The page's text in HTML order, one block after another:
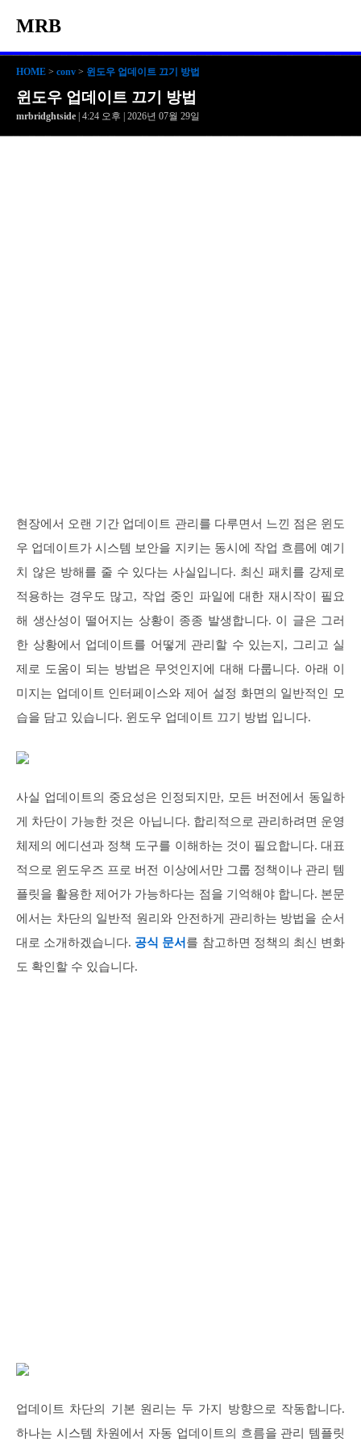
MRB
HOME > conv > 윈도우 업데이트 끄기 방법
윈도우 업데이트 끄기 방법
mrbridghtside | 4:24 오후 | 2026년 07월 29일
현장에서 오랜 기간 업데이트 관리를 다루면서 느낀 점은 윈도
우 업데이트가 시스템 보안을 지키는 동시에 작업 흐름에 예기
치 않은 방해를 줄 수 있다는 사실입니다. 최신 패치를 강제로
적용하는 경우도 많고, 작업 중인 파일에 대한 재시작이 필요
해 생산성이 떨어지는 상황이 종종 발생합니다. 이 글은 그러
한 상황에서 업데이트를 어떻게 관리할 수 있는지, 그리고 실
제로 도움이 되는 방법은 무엇인지에 대해 다룹니다. 아래 이
미지는 업데이트 인터페이스와 제어 설정 화면의 일반적인 모
습을 담고 있습니다. 윈도우 업데이트 끄기 방법 입니다.
사실 업데이트의 중요성은 인정되지만, 모든 버전에서 동일하
게 차단이 가능한 것은 아닙니다. 합리적으로 관리하려면 운영
체제의 에디션과 정책 도구를 이해하는 것이 필요합니다. 대표
적으로 윈도우즈 프로 버전 이상에서만 그룹 정책이나 관리 템
플릿을 활용한 제어가 가능하다는 점을 기억해야 합니다. 본문
에서는 차단의 일반적 원리와 안전하게 관리하는 방법을 순서
대로 소개하겠습니다. 공식 문서 를 참고하면 정책의 최신 변화
도 확인할 수 있습니다.
업데이트 차단의 기본 원리는 두 가지 방향으로 작동합니다.
하나는 시스템 차원에서 자동 업데이트의 흐름을 관리 템플릿